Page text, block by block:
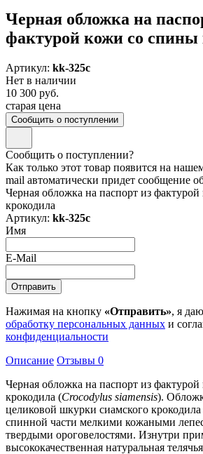
Черная обложка на
фактурой кожи со спины
Артикул: kk-325c
Нет в наличии
10 300 руб.
старая цена
Сообщить о поступлении
Сообщить о поступлении?
Как только этот товар появится на
mail автоматически придет сообщение
Черная обложка на паспорт из
крокодила
Артикул: kk-325c
Имя
E-Mail
Нажимая на кнопку «Отправить», я даю
обработку персональных данных и
конфиденциальности
Описание Отзывы 0
Черная обложка на паспорт из
крокодила (Crocodylus siamensis).
целиковой шкурки сиамского
спинной части мелкими кожаными
твердыми ороговелостями. Изнутри
высококачественная натуральная